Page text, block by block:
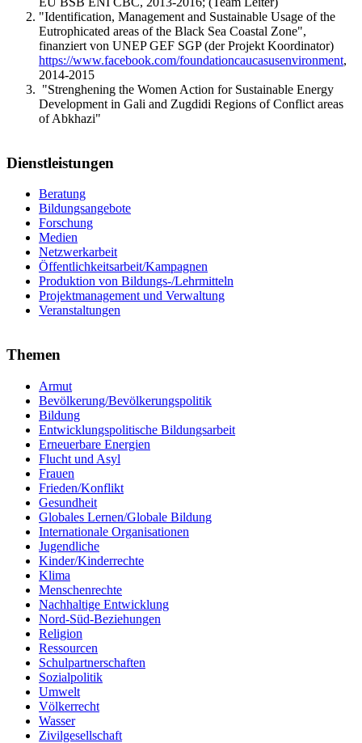
"Identification, Management and Sustainable Usage of the
Eutrophicated areas of the Black Sea Coastal Zone",
finanziert von UNEP GEF SGP (der Projekt Koordinator)
https://www.facebook.com/foundationcaucasusenvironment,
2014-2015
"Strenghening the Women Action for Sustainable Energy
Development in Gali and Zugdidi Regions of Conflict areas
of Abkhazi"
Dienstleistungen
Beratung
Bildungsangebote
Forschung
Medien
Netzwerkarbeit
Öffentlichkeitsarbeit/Kampagnen
Produktion von Bildungs-/Lehrmitteln
Projektmanagement und Verwaltung
Veranstaltungen
Themen
Armut
Bevölkerung/Bevölkerungspolitik
Bildung
Entwicklungspolitische Bildungsarbeit
Erneuerbare Energien
Flucht und Asyl
Frauen
Frieden/Konflikt
Gesundheit
Globales Lernen/Globale Bildung
Internationale Organisationen
Jugendliche
Kinder/Kinderrechte
Klima
Menschenrechte
Nachhaltige Entwicklung
Nord-Süd-Beziehungen
Religion
Ressourcen
Schulpartnerschaften
Sozialpolitik
Umwelt
Völkerrecht
Wasser
Zivilgesellschaft